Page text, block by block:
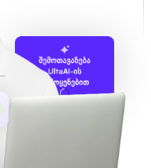
შემოთავაზება
UltaAI-ის
გამოყენებით